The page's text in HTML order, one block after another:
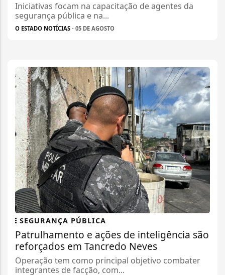
Iniciativas focam na capacitação de agentes da
segurança pública e na...
O ESTADO NOTÍCIAS - 05 DE AGOSTO
SEGURANÇA PÚBLICA
Patrulhamento e ações de inteligência são
reforçados em Tancredo Neves
Operação tem como principal objetivo combater
integrantes de facção, com...